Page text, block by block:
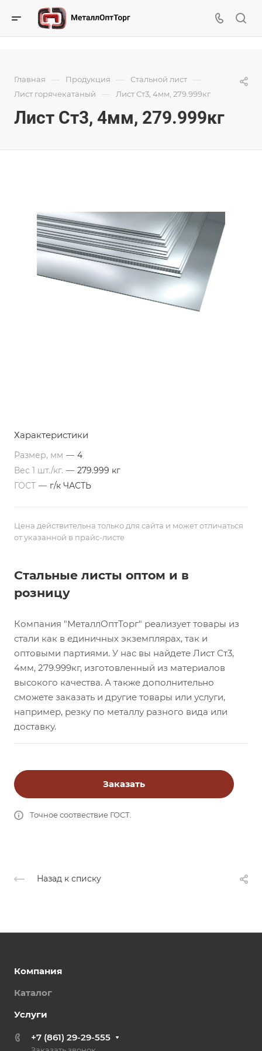
Главная — Продукция — Стальной лист —
Лист горячекатаный — Лист Ст3, 4мм, 279.999кг
Лист Ст3, 4мм, 279.999кг
Характеристики
Размер, мм — 4
Вес 1 шт./кг. — 279.999 кг
ГОСТ — г/к ЧАСТЬ
Цена действительна только для сайта и может отличаться
от указанной в прайс-листе
Стальные листы оптом и в
розницу
Компания "МеталлОптТорг" реализует товары из
стали как в единичных экземплярах, так и
оптовыми партиями. У нас вы найдете Лист Ст3,
4мм, 279.999кг, изготовленный из материалов
высокого качества. А также дополнительно
сможете заказать и другие товары или услуги,
например, резку по металлу разного вида или
доставку.
Заказать
Точное соотвествие ГОСТ.
Назад к списку
Компания
Каталог
Услуги
+7 (861) 29-29-555